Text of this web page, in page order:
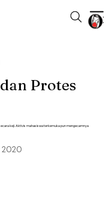
Protes
keji. Aktivis mahasiswa terkemuka pun mengecamnya
2020